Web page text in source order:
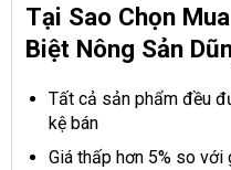
Tại Sao Chọn
Biệt Nông Sản
Tất cả sản phẩm đều
kệ bán
Giá thấp hơn 5% so